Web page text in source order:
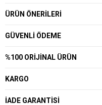
ÜRÜN ÖNERILERI
GÜVENLI ÖDEME
%100 ORIJINAL ÜRÜN
KARGO
İADE GARANTISI